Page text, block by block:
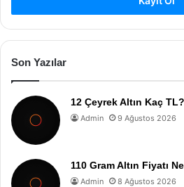
Son Yazılar
12 Çeyrek Altın Kaç TL?
Admin 9 Ağustos 2026
110 Gram Altın Fiyatı
Admin 8 Ağustos 2026